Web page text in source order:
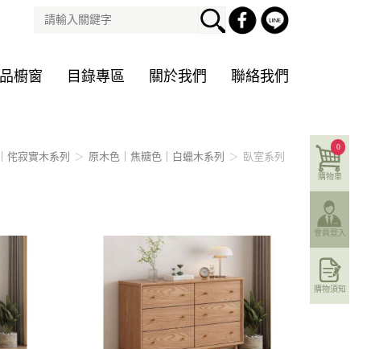
櫥窗 目錄專區 關於我們 聯絡我們
侘寂實木系列 原木色｜焦糖色｜白蠟木系列 臥室系列
購物車
0
會員登入
購物須知